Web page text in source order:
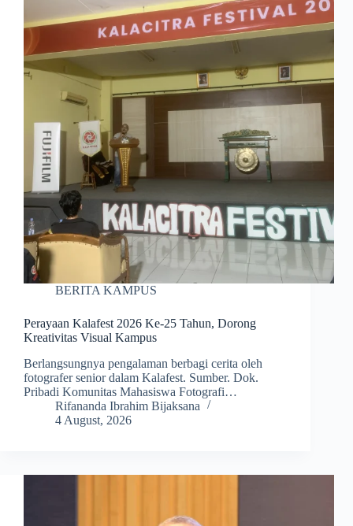
BERITA KAMPUS
Perayaan Kalafest 2026 Ke-25 Tahun, Dorong
Kreativitas Visual Kampus
Berlangsungnya pengalaman berbagi cerita oleh
fotografer senior dalam Kalafest. Sumber. Dok.
Pribadi Komunitas Mahasiswa Fotografi…
Rifananda Ibrahim Bijaksana
4 August, 2026